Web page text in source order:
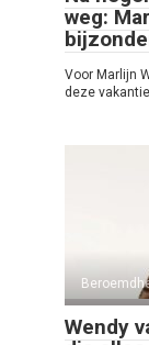
weg:
Voor Marlijn
deze
Wendy